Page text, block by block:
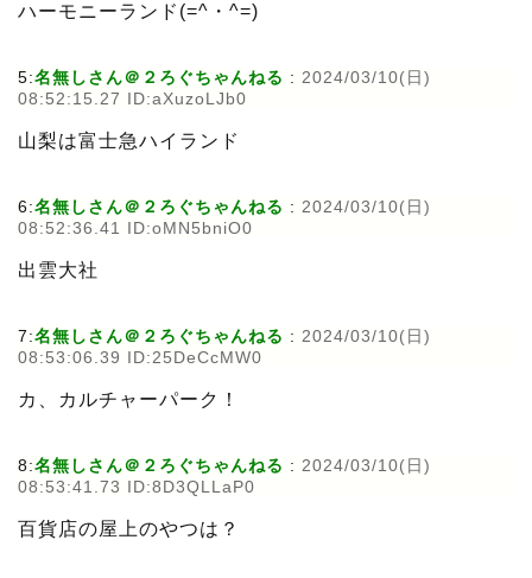
ハーモニーランド(=^・^=)
5:名無しさん＠２ろぐちゃんねる : 2024/03/10(日)
08:52:15.27 ID:aXuzoLJb0
山梨は富士急ハイランド
6:名無しさん＠２ろぐちゃんねる : 2024/03/10(日)
08:52:36.41 ID:oMN5bniO0
出雲大社
7:名無しさん＠２ろぐちゃんねる : 2024/03/10(日)
08:53:06.39 ID:25DeCcMW0
カ、カルチャーパーク！
8:名無しさん＠２ろぐちゃんねる : 2024/03/10(日)
08:53:41.73 ID:8D3QLLaP0
百貨店の屋上のやつは？